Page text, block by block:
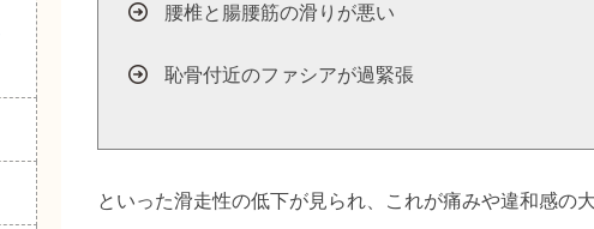
腰椎と腸腰筋の滑りが悪い
恥骨付近のファシアが過緊張
といった滑走性の低下が見られ、これが痛みや違和感の